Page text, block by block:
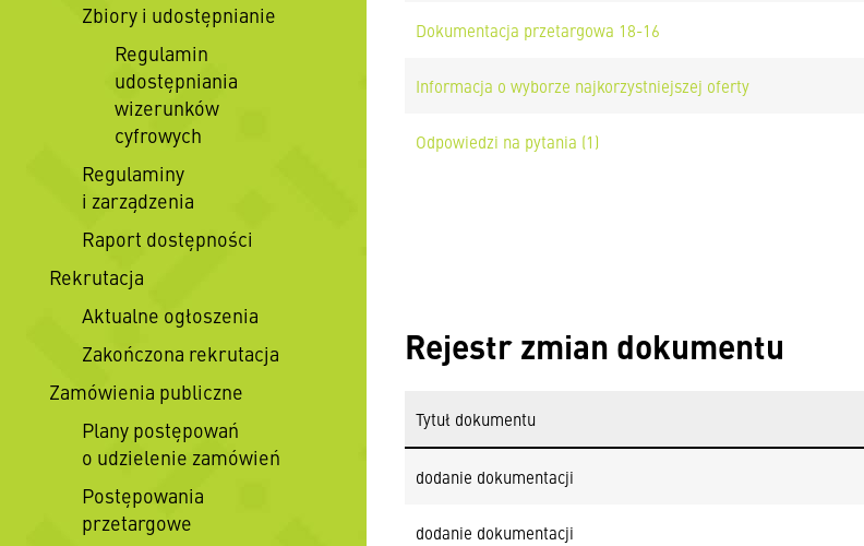
Zbiory i udostępnianie
Regulamin
udostępniania
wizerunków
cyfrowych
Regulaminy
i zarządzenia
Raport dostępności
Rekrutacja
Aktualne ogłoszenia
Zakończona rekrutacja
Zamówienia publiczne
Plany postępowań
o udzielenie zamówień
Postępowania
przetargowe
Dokumentacja przetargowa 18-16
Informacja o wyborze najkorzystniejszej oferty
Odpowiedzi na pytania (1)
Rejestr zmian dokumentu
Tytuł dokumentu
dodanie dokumentacji
dodanie dokumentacji